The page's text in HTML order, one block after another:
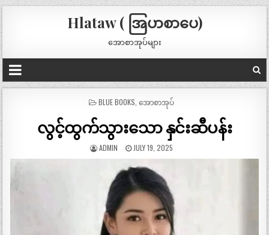
Hlataw ( အြပာစာပေ)
အောစာအုပ်များ
POSTED
BLUE BOOKS အောစာအုပ်
လွင့်ထွက်သွားသော နှင်းဆီပန်း
ADMIN JULY 19, 2025